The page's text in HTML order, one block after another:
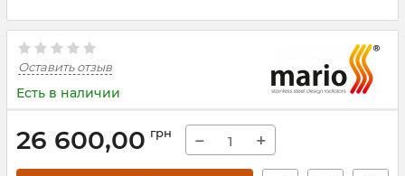
Оставить отзыв
Есть в наличии
26 600,00 грн − +